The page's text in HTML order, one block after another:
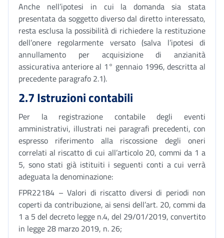
Anche nell’ipotesi in cui la domanda sia stata
presentata da soggetto diverso dal diretto interessato,
resta esclusa la possibilità di richiedere la restituzione
dell’onere regolarmente versato (salva l’ipotesi di
annullamento per acquisizione di anzianità
assicurativa anteriore al 1° gennaio 1996, descritta al
precedente paragrafo 2.1).
2.7 Istruzioni contabili
Per la registrazione contabile degli eventi
amministrativi, illustrati nei paragrafi precedenti, con
espresso riferimento alla riscossione degli oneri
correlati al riscatto di cui all’articolo 20, commi da 1 a
5, sono stati già istituiti i seguenti conti a cui verrà
adeguata la denominazione:
FPR22184 – Valori di riscatto diversi di periodi non
coperti da contribuzione, ai sensi dell’art. 20, commi da
1 a 5 del decreto legge n.4, del 29/01/2019, convertito
in legge 28 marzo 2019, n. 26;